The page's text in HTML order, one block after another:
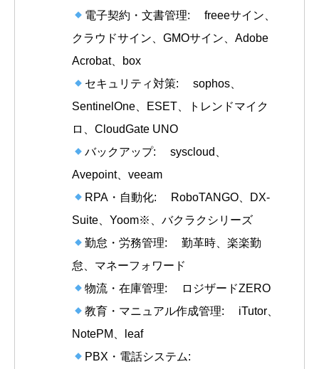
電子契約・文書管理: freeeサイン、
クラウドサイン、GMOサイン、Adobe
Acrobat、box
セキュリティ対策: sophos、
SentinelOne、ESET、トレンドマイク
ロ、CloudGate UNO
バックアップ: syscloud、
Avepoint、veeam
RPA・自動化: RoboTANGO、DX-
Suite、Yoom※、バクラクシリーズ
勤怠・労務管理: 勤革時、楽楽勤
怠、マネーフォワード
物流・在庫管理: ロジザードZERO
教育・マニュアル作成管理: iTutor、
NotePM、leaf
PBX・電話システム: